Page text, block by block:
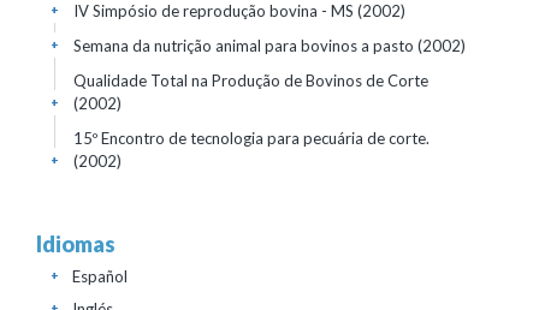
IV Simpósio de reprodução bovina - MS (2002)
+
Semana da nutrição animal para bovinos a pasto (2002)
+
Qualidade Total na Produção de Bovinos de Corte
(2002)
+
15º Encontro de tecnologia para pecuária de corte.
(2002)
+
Idiomas
Español
+